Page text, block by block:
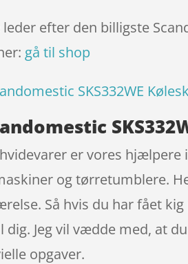
leder efter den billigste
gå til shop
SKS332WE
er vores hjælpere
og tørretumblere.
Så hvis du har fået
dig. Jeg vil vædde med, at
opgaver.